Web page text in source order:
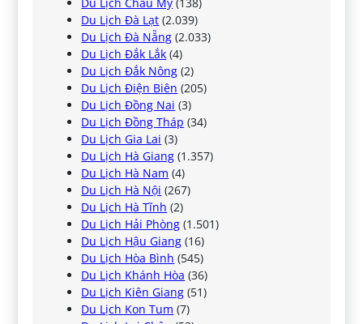
Du Lịch Đà Lạt (2.039)
Du Lịch Đà Nẵng (2.033)
Du Lịch Đắk Lắk (4)
Du Lịch Đắk Nông (2)
Du Lịch Điện Biên (205)
Du Lịch Đồng Nai (3)
Du Lịch Đồng Tháp (34)
Du Lịch Gia Lai (3)
Du Lịch Hà Giang (1.357)
Du Lịch Hà Nam (4)
Du Lịch Hà Nội (267)
Du Lịch Hà Tĩnh (2)
Du Lịch Hải Phòng (1.501)
Du Lịch Hậu Giang (16)
Du Lịch Hòa Bình (545)
Du Lịch Khánh Hòa (36)
Du Lịch Kiên Giang (51)
Du Lịch Kon Tum (7)